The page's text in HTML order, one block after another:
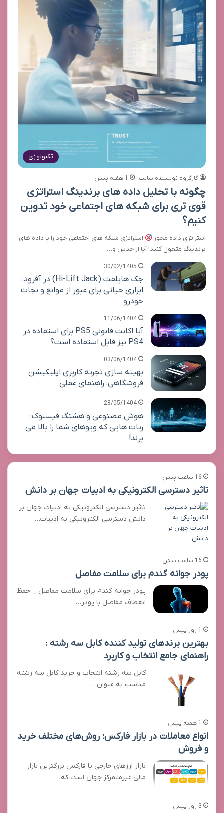
تکنولوژی
گارگروه نویسنده سایت 1 هفته پیش
چگونه با تحلیل داده های برندینگ استراتژی
قوی تری برای شبکه های اجتماعی خود تدوین
کنیم؟
استراتژی داده محور
استراتژی شبکه های اجتماعی خود را با داده های
برندینگ متحول کنید! آیا از حدس و…
30/02/1405
جک هایلفت (Hi-Lift Jack) در آفرود:
ابزاری حیاتی برای عبور از موانع و نجات
خودرو
11/06/1404
آیا اکانت قانونی PS5 برای استفاده در
PS4 نیز قابل استفاده است؟
03/06/1404
بهینه سازی تجربه کاربری اپلیکیشن
فروشگاهی: راهنمای عملی
28/05/1404
هوش مصنوعی و هشتگ فیسبوک:
ربات هایی که ویوهای شما را بالا می
برند!
16 ساعت پیش
تاثیر دسترسی الکترونیکی به ادبیات جهان بر دانش
تاثیر دسترسی الکترونیکی به ادبیات جهان بر
دانش دسترسی الکترونیکی به ادبیات…
16 ساعت پیش
پودر جوانه گندم برای سلامت مفاصل
پودر جوانه گندم برای سلامت مفاصل _ حفظ
انعطاف مفاصل با پودر…
1 روز پیش
بهترین برندهای تولید کننده کابل سه رشته :
راهنمای جامع انتخاب و کاربرد
کابل سه رشته انتخاب و خرید کابل سه رشته
مناسب به عنوان…
1 هفته پیش
انواع معاملات در بازار فارکس؛ روش‌های مختلف خرید
و فروش
بازار ارزهای خارجی یا فارکس بزرگترین بازار
مالی غیرمتمرکز جهان است که…
3 روز پیش